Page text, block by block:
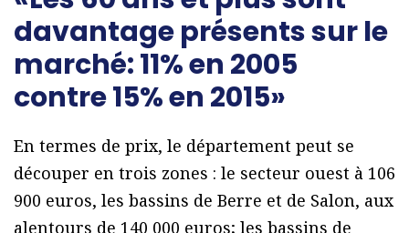
davantage présents sur le
marché: 11% en 2005
contre 15% en 2015»
En termes de prix, le département peut se
découper en trois zones : le secteur ouest à 106
900 euros, les bassins de Berre et de Salon, aux
alentours de 140 000 euros; les bassins de